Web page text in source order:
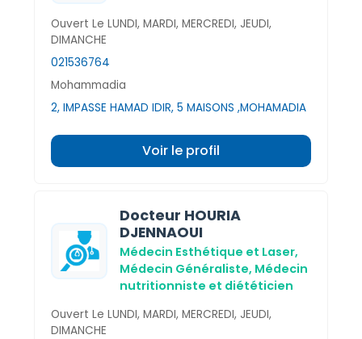
Ouvert Le LUNDI, MARDI, MERCREDI, JEUDI,
DIMANCHE
021536764
Mohammadia
2, IMPASSE HAMAD IDIR, 5 MAISONS ,MOHAMADIA
Voir le profil
Docteur HOURIA
DJENNAOUI
Médecin Esthétique et Laser,
Médecin Généraliste, Médecin
nutritionniste et diététicien
Ouvert Le LUNDI, MARDI, MERCREDI, JEUDI,
DIMANCHE